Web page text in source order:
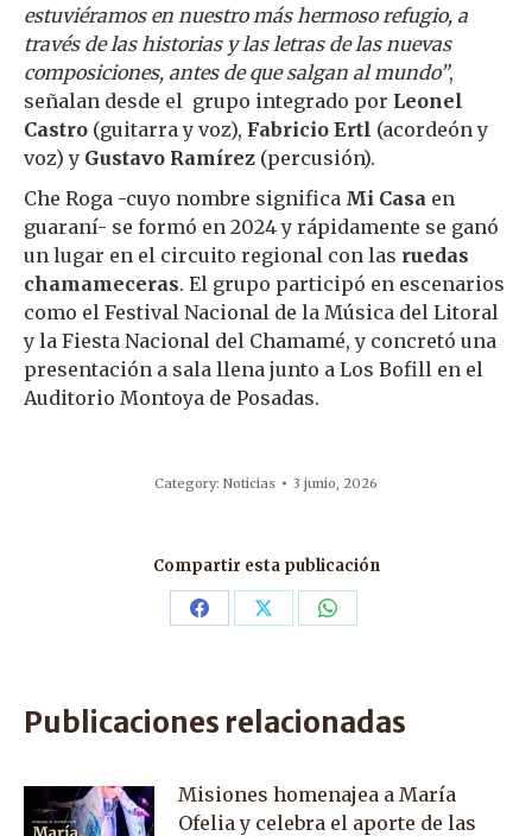
estuviéramos en nuestro más hermoso refugio, a
través de las historias y las letras de las nuevas
composiciones, antes de que salgan al mundo”,
señalan desde el grupo integrado por Leonel
Castro (guitarra y voz), Fabricio Ertl (acordeón y
voz) y Gustavo Ramírez (percusión).
Che Roga -cuyo nombre significa Mi Casa en
guaraní- se formó en 2024 y rápidamente se ganó
un lugar en el circuito regional con las ruedas
chamameceras. El grupo participó en escenarios
como el Festival Nacional de la Música del Litoral
y la Fiesta Nacional del Chamamé, y concretó una
presentación a sala llena junto a Los Bofill en el
Auditorio Montoya de Posadas.
Category: Noticias 3 junio, 2026
Compartir esta publicación
Share Share Share
Publicaciones relacionadas
Misiones homenajea a María
Ofelia y celebra el aporte de las